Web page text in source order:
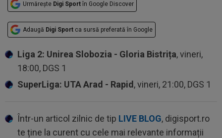
Urmărește Digi Sport în Google Discover
Adaugă Digi Sport ca sursă preferată în Google
Liga 2: Unirea Slobozia - Gloria Bistrița, vineri,
18:00, DGS 1
SuperLiga: UTA Arad - Rapid , vineri, 21:00, DGS 1
Într-un articol zilnic de tip LIVE BLOG, digisport.ro
te ține la curent cu cele mai relevante informații